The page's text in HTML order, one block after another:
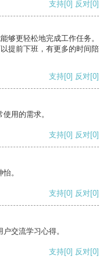
支持[0] 反对[0]
够更轻松地完成工作任务。
提前下班，有更多的时间陪
支持[0] 反对[0]
用的需求。
支持[0] 反对[0]
。
支持[0] 反对[0]
交流学习心得。
支持[0] 反对[0]